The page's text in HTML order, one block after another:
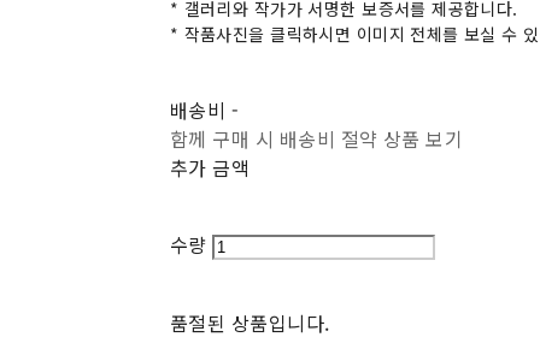
* 갤러리와 작가가 서명한 보증서를 제공합니다.
* 작품사진을 클릭하시면 이미지 전체를 보실 수
배송비 -
함께 구매 시 배송비 절약 상품 보기
추가 금액
수량
품절된 상품입니다.